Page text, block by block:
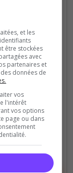
en participant
faction et
conquérir de
et les
être stockées
avec
partenaires et
données de
vos
l'intérêt
vos options
page ou dans